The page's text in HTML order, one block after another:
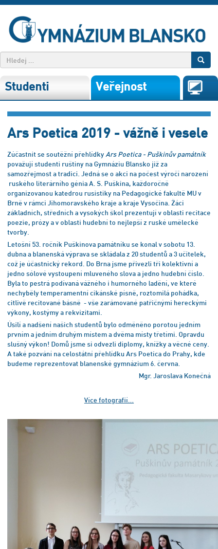
Studenti Veřejnost
Ars Poetica 2019 - vážně i vesele
Zúčastnit se soutěžní přehlídky Ars Poetica - Puškinův památník
považují studenti ruštiny na Gymnáziu Blansko již za
samozřejmost a tradici. Jedná se o akci na počest výročí narození
ruského literárního génia A. S. Puškina, každoročně
organizovanou katedrou rusistiky na Pedagogické fakultě MU v
Brně v rámci Jihomoravského kraje a kraje Vysočina. Žáci
základních, středních a vysokých škol prezentují v oblasti recitace
poezie, prózy a v oblasti hudební to nejlepší z ruské umělecké
tvorby.
Letošní 53. ročník Puškinova památníku se konal v sobotu 13.
dubna a blanenská výprava se skládala z 20 studentů a 3 učitelek,
což je účastnický rekord. Do Brna jsme přivezli tři kolektivní a
jedno sólové vystoupení mluveného slova a jedno hudební číslo.
Byla to pestrá podívaná vážného i humorného ladění, ve které
nechyběly temperamentní cikánské písně, roztomilá pohádka,
citlivě recitované básně - vše zarámované patřičnými hereckými
výkony, kostýmy a rekvizitami.
Úsilí a nadšení našich studentů bylo odměněno porotou jedním
prvním a jedním druhým místem a dvěma místy třetími. Opravdu
slušný výkon! Domů jsme si odvezli diplomy, knížky a věcné ceny.
A také pozvání na celostátní přehlídku Ars Poetica do Prahy, kde
budeme reprezentovat blanenské gymnázium 6. června.
Mgr. Jaroslava Konečná
Více fotografií...